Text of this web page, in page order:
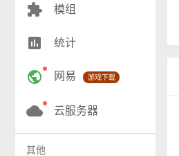
RPG(201)
小游戏(16)
神奇宝贝(25)
工业(10)
extension 模组
insert_chart 统计
public 网易 游戏下载
cloud 云服务器
其他